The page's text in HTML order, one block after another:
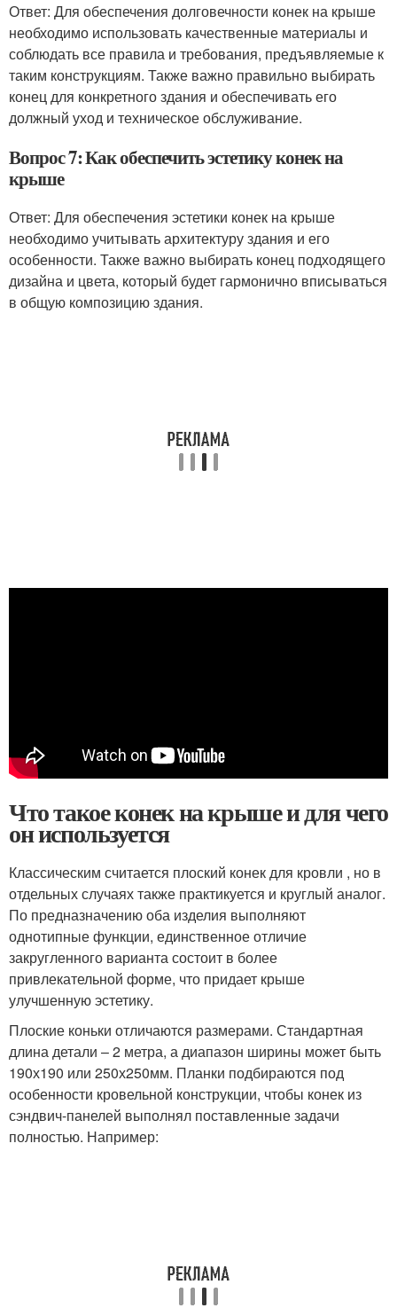
Ответ: Для обеспечения долговечности конек на крыше
необходимо использовать качественные материалы и
соблюдать все правила и требования, предъявляемые к
таким конструкциям. Также важно правильно выбирать
конец для конкретного здания и обеспечивать его
должный уход и техническое обслуживание.
Вопрос 7: Как обеспечить эстетику конек на
крыше
Ответ: Для обеспечения эстетики конек на крыше
необходимо учитывать архитектуру здания и его
особенности. Также важно выбирать конец подходящего
дизайна и цвета, который будет гармонично вписываться
в общую композицию здания.
Что такое конек на крыше и для чего
он используется
Классическим считается плоский конек для кровли , но в
отдельных случаях также практикуется и круглый аналог.
По предназначению оба изделия выполняют
однотипные функции, единственное отличие
закругленного варианта состоит в более
привлекательной форме, что придает крыше
улучшенную эстетику.
Плоские коньки отличаются размерами. Стандартная
длина детали – 2 метра, а диапазон ширины может быть
190х190 или 250х250мм. Планки подбираются под
особенности кровельной конструкции, чтобы конек из
сэндвич-панелей выполнял поставленные задачи
полностью. Например: